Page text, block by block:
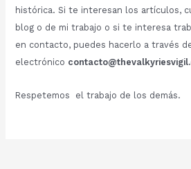
histórica. Si te interesan los artículos,
blog o de mi trabajo o si te interesa
en contacto, puedes hacerlo a través
electrónico
Respetemos el trabajo de los demás.